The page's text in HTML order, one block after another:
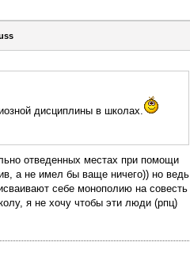
дисциплины в школах.
отведенных местах при помощи
а не имел бы ваще ничего)) но ведь
себе монополию на совесть
я не хочу чтобы эти люди (рпц)